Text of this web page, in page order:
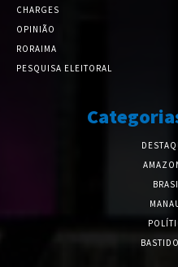
CHARGES
OPINIÃO
RORAIMA
PESQUISA ELEITORAL